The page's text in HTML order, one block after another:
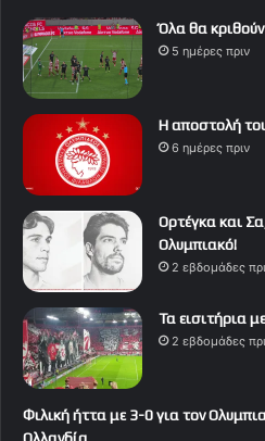
Όλα θα
5 ημέρες πριν
Η αποστολή
6 ημέρες πριν
Ορτέγκα και
Ολυμπιακό!
2 εβδομάδες
Τα εισιτήρια
2 εβδομάδες
Φιλική ήττα με 3-0 για τον
Ολλανδία